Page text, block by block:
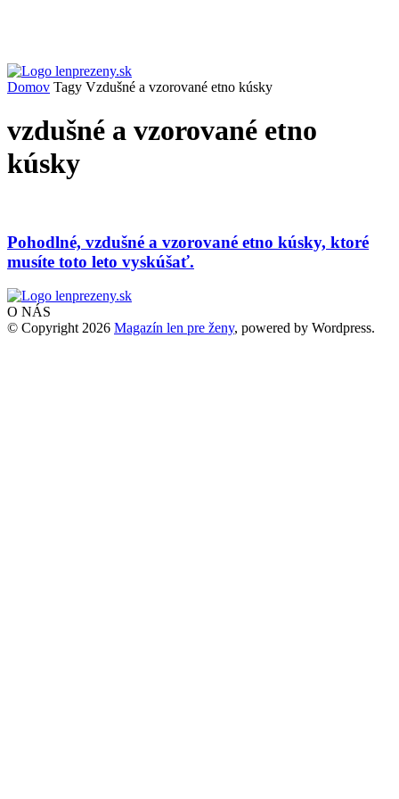
Domov Tagy Vzdušné a vzorované etno kúsky
vzdušné a vzorované etno
kúsky
Pohodlné, vzdušné a vzorované etno kúsky, ktoré
musíte toto leto vyskúšať.
O NÁS
© Copyright 2026 Magazín len pre ženy, powered by Wordpress.